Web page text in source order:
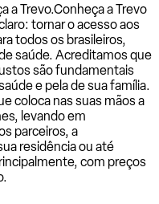
a Trevo.Conheça a Trevo
tornar o acesso aos
todos os brasileiros,
saúde. Acreditamos que
são fundamentais
e pela de sua família.
coloca nas suas mãos a
levando em
parceiros, a
residência ou até
com preços